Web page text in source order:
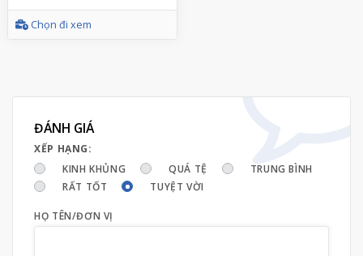
Chọn đi xem
ĐÁNH GIÁ
XẾP HẠNG:
KINH KHỦNG
QUÁ TỆ
TRUNG BÌNH
RẤT TỐT
TUYỆT VỜI
HỌ TÊN/ĐƠN VỊ